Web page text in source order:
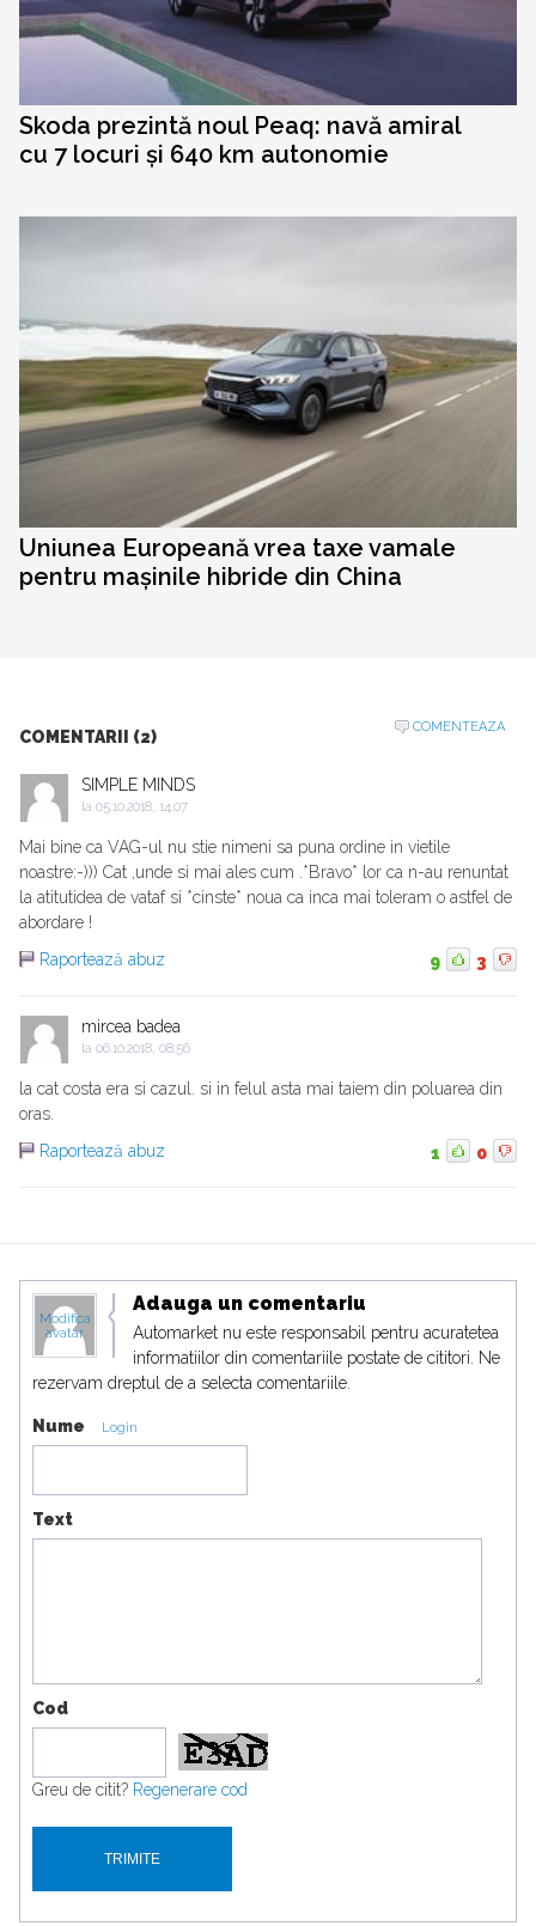
Skoda prezintă noul Peaq: navă amiral
cu 7 locuri și 640 km autonomie
Uniunea Europeană vrea taxe vamale
pentru mașinile hibride din China
COMENTARII (2)
COMENTEAZA
SIMPLE MINDS
la 05.10.2018, 14:07
Mai bine ca VAG-ul nu stie nimeni sa puna ordine in vietile
noastre:-))) Cat ,unde si mai ales cum .*Bravo* lor ca n-au renuntat
la atitutidea de vataf si *cinste* noua ca inca mai toleram o astfel de
abordare !
Raportează abuz
9 3
mircea badea
la 06.10.2018, 08:56
la cat costa era si cazul. si in felul asta mai taiem din poluarea din
oras.
Raportează abuz
1 0
Modifica
avatar
Adauga un comentariu
Automarket nu este responsabil pentru acuratetea
informatiilor din comentariile postate de cititori. Ne
rezervam dreptul de a selecta comentariile.
Nume Login
Text
Cod
Greu de citit? Regenerare cod